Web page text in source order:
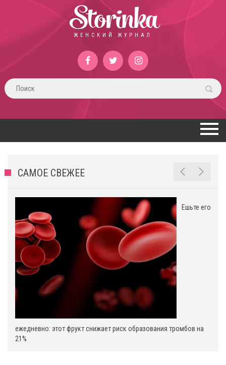
Storinka
ЖЕНСКИЙ ЖУРНАЛ
САМОЕ СВЕЖЕЕ
Ешьте его
ежедневно: этот фрукт снижает риск образования тромбов на
21%